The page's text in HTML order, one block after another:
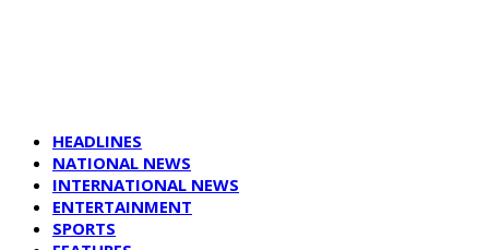
HEADLINES
NATIONAL NEWS
INTERNATIONAL NEWS
ENTERTAINMENT
SPORTS